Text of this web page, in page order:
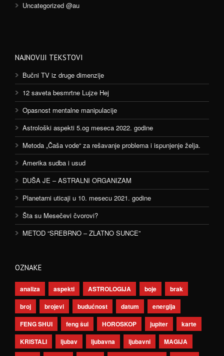
Uncategorized @au
NAJNOVIJI TEKSTOVI
Bučni TV iz druge dimenzije
12 saveta besmrtne Lujze Hej
Opasnost mentalne manipulacije
Astrološki aspekti 5.og meseca 2022. godine
Metoda „Čaša vode“ za rešavanje problema i ispunjenje želja.
Amerika sudba i usud
DUŠA JE – ASTRALNI ORGANIZAM
Planetarni uticaji u 10. mesecu 2021. godine
Šta su Mesečevi čvorovi?
METOD “SREBRNO – ZLATNO SUNCE”
OZNAKE
analiza aspekti ASTROLOGIJA boje
brak
broj
brojevi budućnost datum
energija
FENG SHUI
feng šui HOROSKOP jupiter
karte
KRISTALI
ljubav ljubavna ljubavni
MAGIJA